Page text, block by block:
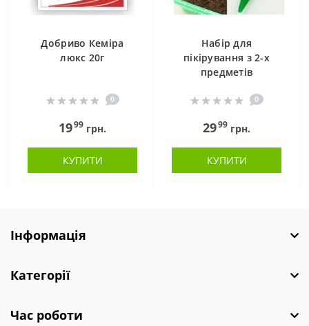
Добриво Кеміра
люкс 20г
0
1999 грн.
КУПИТИ
Набір для
пікірування з 2-х
предметів
0
2999 грн.
КУПИТИ
Інформація
Категорії
Час роботи